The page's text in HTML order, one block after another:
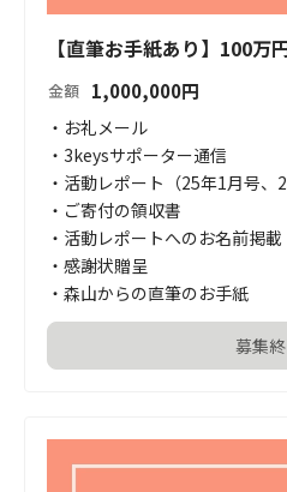
【直筆お手紙あり】100万
金額 1,000,000円
・お礼メール
・3keysサポーター通信
・活動レポート（25年1月号、
・ご寄付の領収書
・活動レポートへのお名前掲載
・感謝状贈呈
・森山からの直筆のお手紙
募集